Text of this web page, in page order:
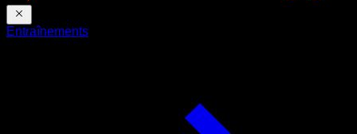
Entraînements